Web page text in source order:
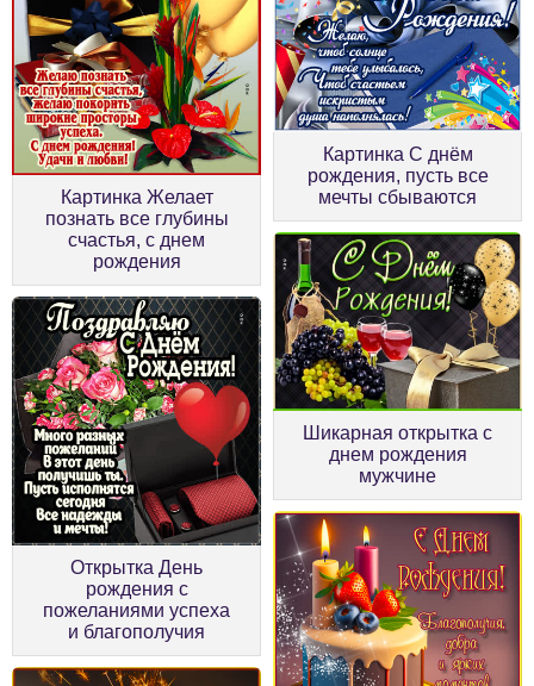
Картинка Желает
познать все глубины
счастья, с днем
рождения
Картинка С днём
рождения, пусть все
мечты сбываются
Открытка День
рождения с
пожеланиями успеха
и благополучия
Шикарная открытка с
днем рождения
мужчине